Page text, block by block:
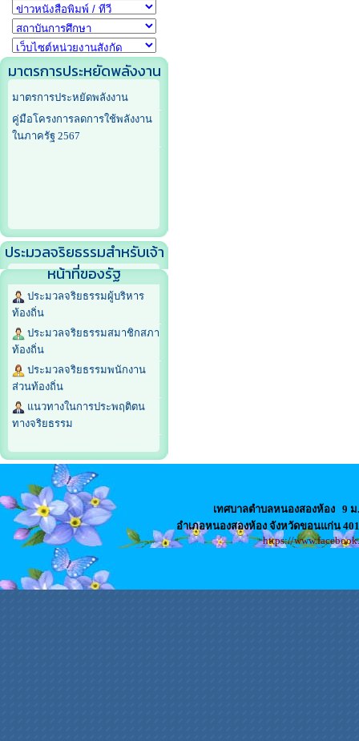
มาตรการประหยัดพลังงาน
มาตรการประหยัดพลังงาน
คู่มือโครงการลดการใช้พลังงาน
ในภาครัฐ 2567
ประมวลจริยธรรมสำหรับเจ้า
หน้าที่ของรัฐ
ประมวลจริยธรรมผู้บริหาร
ท้องถิ่น
ประมวลจริยธรรมสมาชิกสภา
ท้องถิ่น
ประมวลจริยธรรมพนักงาน
ส่วนท้องถิ่น
แนวทางในการประพฤติตน
ทางจริยธรรม
เทศบาลตำบลหนองสองห้อง 9
อำเภอหนองสองห้อง จังหวัดขอนแก่น
https://
สล็อตเว็บตรง เว็บปั้มไลค์